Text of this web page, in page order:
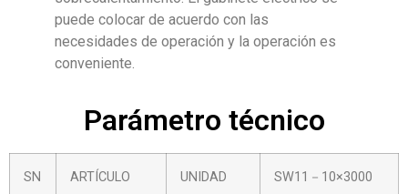
puede colocar de acuerdo con las
necesidades de operación y la operación es
conveniente.
Parámetro técnico
SN ARTÍCULO UNIDAD SW11－10×3000